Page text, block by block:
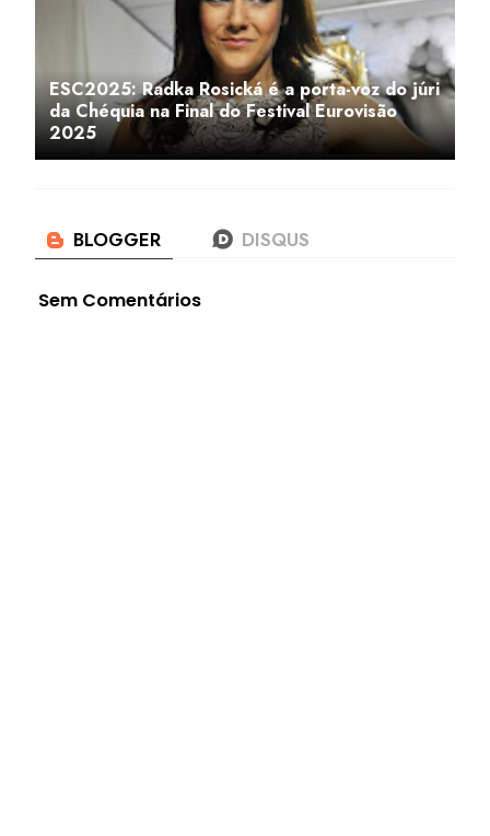
ESC2025: Radka Rosická é a porta-voz do júri
da Chéquia na Final do Festival Eurovisão
2025
Sem Comentários